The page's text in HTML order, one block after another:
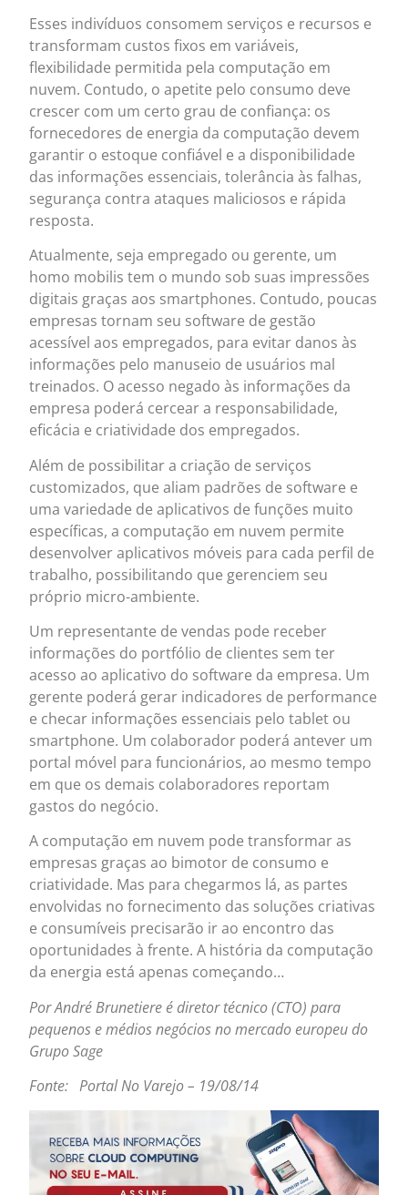
Esses indivíduos consomem serviços e recursos e
transformam custos fixos em variáveis,
flexibilidade permitida pela computação em
nuvem. Contudo, o apetite pelo consumo deve
crescer com um certo grau de confiança: os
fornecedores de energia da computação devem
garantir o estoque confiável e a disponibilidade
das informações essenciais, tolerância às falhas,
segurança contra ataques maliciosos e rápida
resposta.
Atualmente, seja empregado ou gerente, um
homo mobilis tem o mundo sob suas impressões
digitais graças aos smartphones. Contudo, poucas
empresas tornam seu software de gestão
acessível aos empregados, para evitar danos às
informações pelo manuseio de usuários mal
treinados. O acesso negado às informações da
empresa poderá cercear a responsabilidade,
eficácia e criatividade dos empregados.
Além de possibilitar a criação de serviços
customizados, que aliam padrões de software e
uma variedade de aplicativos de funções muito
específicas, a computação em nuvem permite
desenvolver aplicativos móveis para cada perfil de
trabalho, possibilitando que gerenciem seu
próprio micro-ambiente.
Um representante de vendas pode receber
informações do portfólio de clientes sem ter
acesso ao aplicativo do software da empresa. Um
gerente poderá gerar indicadores de performance
e checar informações essenciais pelo tablet ou
smartphone. Um colaborador poderá antever um
portal móvel para funcionários, ao mesmo tempo
em que os demais colaboradores reportam
gastos do negócio.
A computação em nuvem pode transformar as
empresas graças ao bimotor de consumo e
criatividade. Mas para chegarmos lá, as partes
envolvidas no fornecimento das soluções criativas
e consumíveis precisarão ir ao encontro das
oportunidades à frente. A história da computação
da energia está apenas começando…
Por André Brunetiere é diretor técnico (CTO) para
pequenos e médios negócios no mercado europeu do
Grupo Sage
Fonte: Portal No Varejo – 19/08/14